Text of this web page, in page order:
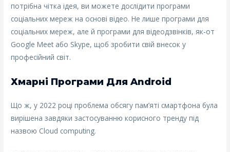
потрібна чітка ідея, ви можете дослідити програми
соціальних мереж на основі відео. Не лише програми для
соціальних мереж, але й програми для відеодзвінків, як-от
Google Meet або Skype, щоб зробити свій внесок у
професійний світ.
Хмарні Програми Для Android
Що ж, у 2022 році проблема обсягу пам’яті смартфона була
вирішена завдяки застосуванню корисного тренду під
назвою Cloud computing.